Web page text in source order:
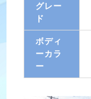
グレー
ド
ボディ
ーカラ
ー